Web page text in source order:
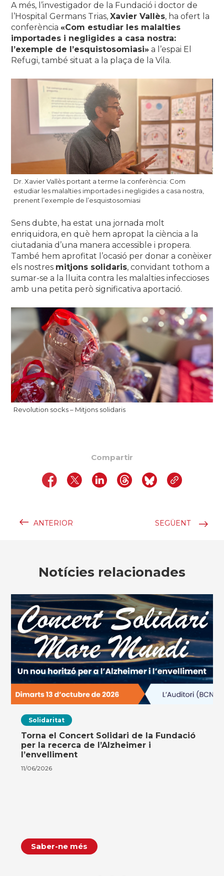
A més, l’investigador de la Fundació i doctor de
l’Hospital Germans Trias,Xavier Vallès, ha ofert la
conferència«Com estudiar les malalties
importades i negligides a casa nostra:
l’exemple de l’esquistosomiasi» a l’espai El
Refugi, també situat a la plaça de la Vila.
Dr. Xavier Vallès portant a terme la conferència: Com
estudiar les malalties importades i negligides a casa nostra,
prenent l’exemple de l’esquistosomiasi
Sens dubte, ha estat una jornada molt
enriquidora, en què hem apropat la ciència a la
ciutadania d’una manera accessible i propera.
També hem aprofitat l’ocasió per donar a conèixer
els nostres mitjons solidaris, convidant tothom a
sumar-se a la lluita contra les malalties infeccioses
amb una petita però significativa aportació.
Revolution socks – Mitjons solidaris
Compartir
ANTERIOR SEGÜENT
Notícies relacionades
Solidaritat
Torna el Concert Solidari de la Fundació
per la recerca de l’Alzheimer i
l’envelliment
11/06/2026
Saber-ne més